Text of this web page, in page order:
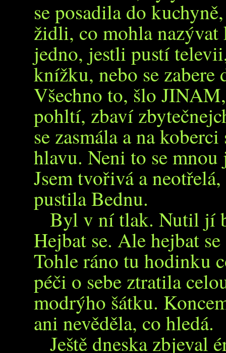
se posadila do
židli, co mohla
jedno, jestli pustí
knížku, nebo se zabere
Všechno to, šlo
pohltí, zbaví
se zasmála a na
hlavu. Neni to se mnou
Jsem tvořivá a
pustila Bednu.
Byl v ní tlak. Nutil jí
Hejbat se. Ale hejbat
Tohle ráno tu hodinku
péči o sebe ztratila
modrýho šátku.
ani nevěděla, co hledá.
Ještě dneska zbjeval